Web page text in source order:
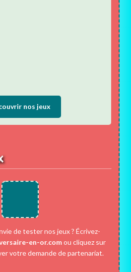
nos jeux
de tester nos jeux ? Écrivez-
en-or.comou cliquez sur
votre demande de partenariat.